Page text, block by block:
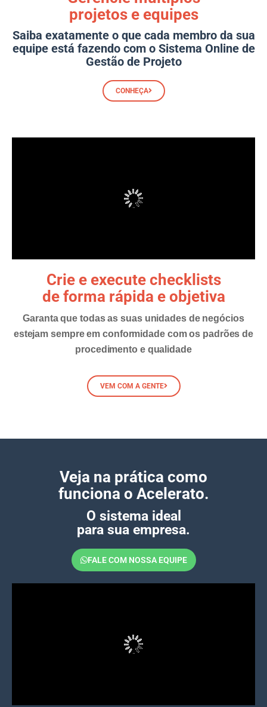
projetos e equipes
Saiba exatamente o que cada membro da sua
equipe está fazendo com o Sistema Online de
Gestão de Projeto
CONHEÇA
Crie e execute checklists
de forma rápida e objetiva
Garanta que todas as suas unidades de negócios
estejam sempre em conformidade com os padrões de
procedimento e qualidade
VEM COM A GENTE
Veja na prática como
funciona o Acelerato.
O sistema ideal
para sua empresa.
FALE COM NOSSA EQUIPE